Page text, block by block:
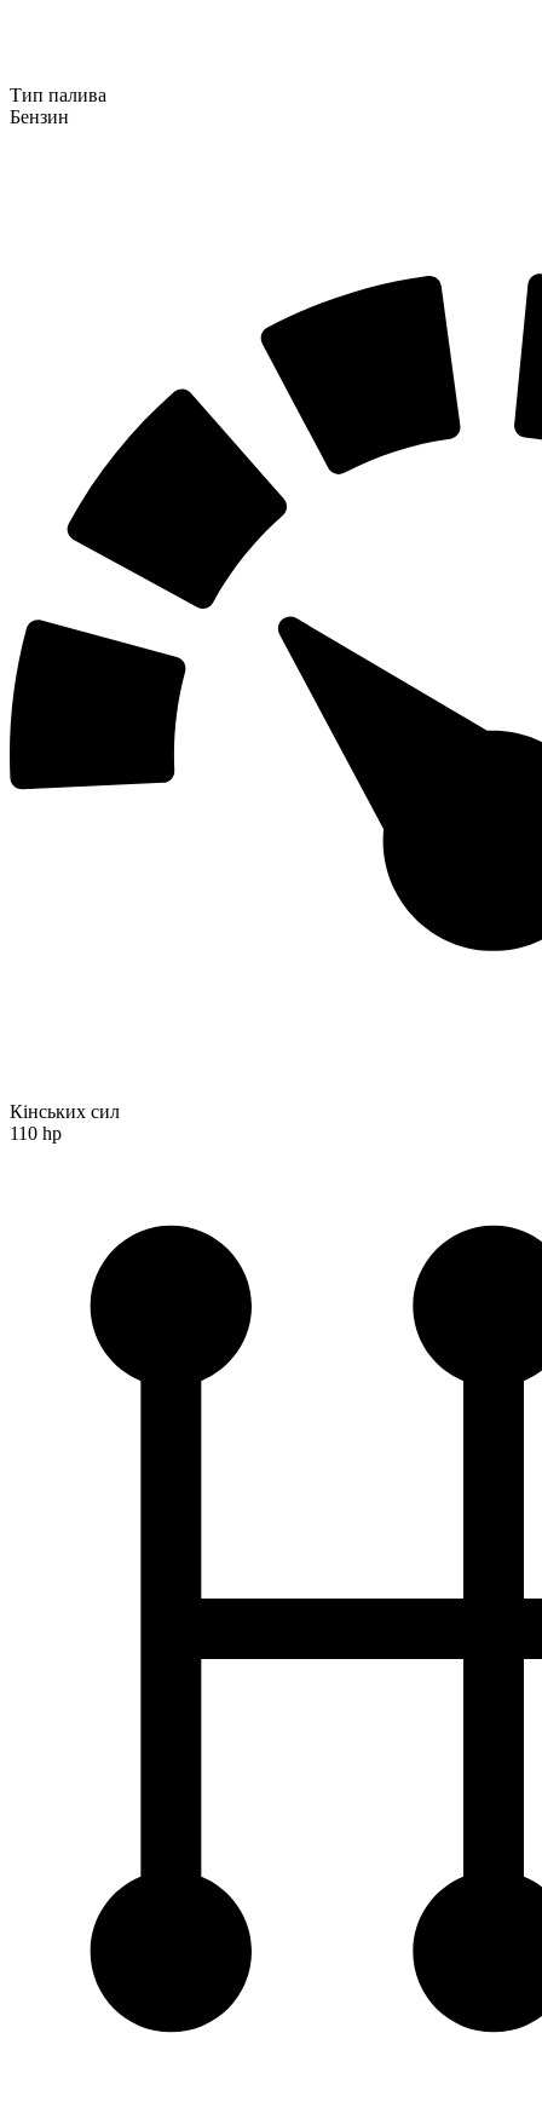
Тип палива
Бензин
Кінських сил
110 hp